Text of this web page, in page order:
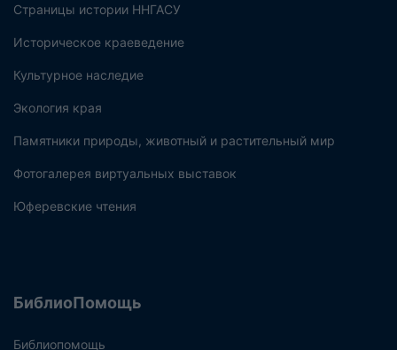
Страницы истории ННГАСУ
Историческое краеведение
Культурное наследие
Экология края
Памятники природы, животный и растительный мир
Фотогалерея виртуальных выставок
Юферевские чтения
БиблиоПомощь
Библиопомощь